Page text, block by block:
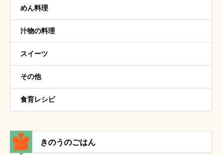
めん料理
汁物の料理
スイーツ
その他
食育レシピ
きのうのごはん